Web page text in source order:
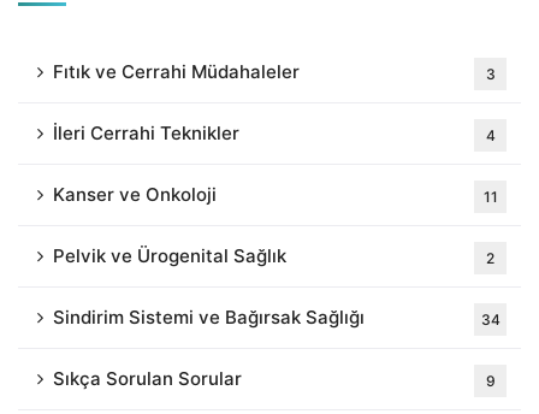
Fıtık ve Cerrahi Müdahaleler 3
İleri Cerrahi Teknikler 4
Kanser ve Onkoloji 11
Pelvik ve Ürogenital Sağlık 2
Sindirim Sistemi ve Bağırsak Sağlığı 34
Sıkça Sorulan Sorular 9